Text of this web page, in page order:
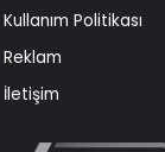
Kullanım Politikası
Reklam
İletişim